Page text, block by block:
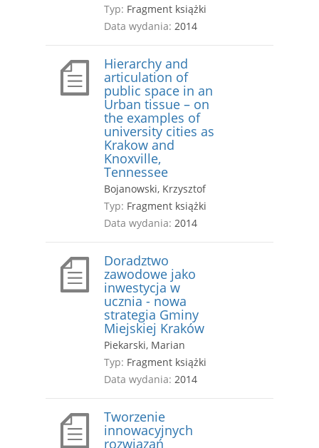
Typ: Fragment książki
Data wydania: 2014
Hierarchy and
articulation of
public space in an
Urban tissue – on
the examples of
university cities as
Krakow and
Knoxville,
Tennessee
Bojanowski, Krzysztof
Typ: Fragment książki
Data wydania: 2014
Doradztwo
zawodowe jako
inwestycja w
ucznia - nowa
strategia Gminy
Miejskiej Kraków
Piekarski, Marian
Typ: Fragment książki
Data wydania: 2014
Tworzenie
innowacyjnych
rozwiązań